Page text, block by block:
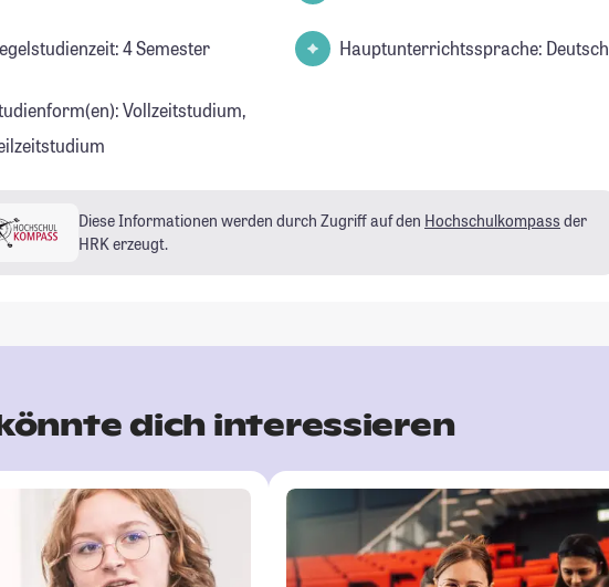
4 Semester
Vollzeitstudium,
Hauptunterrichtssprache: Deutsch
Diese Informationen werden durch Zugriff auf den Hochschulkompass der
HRK erzeugt.
dich interessieren